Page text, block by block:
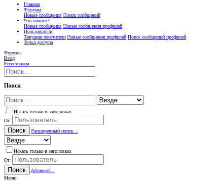
Главная
Форумы
Новые сообщения Поиск сообщений
Что нового?
Новые сообщения Новые сообщения профилей
Пользователи
Текущие посетители Новые сообщения профилей Поиск сообщений профилей
Точка доступа
Форумы
Вход
Регистрация
Поиск
Искать только в заголовках
От:
Поиск Расширенный поиск…
Искать только в заголовках
От:
Поиск
Advanced…
Меню